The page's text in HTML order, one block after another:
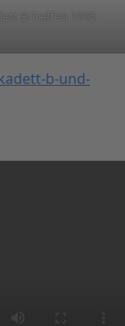
B-Treffen 1995
b-und-